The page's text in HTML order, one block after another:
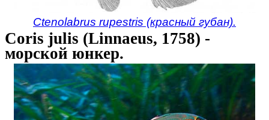
Ctenolabrus rupestris (красный губан).
Coris julis (Linnaeus, 1758) -
морской юнкер.